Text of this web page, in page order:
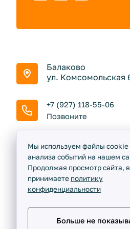
Балаково
ул. Комсомольская
+7 (927) 118-55-06
Позвоните
Пн - Сб: 9:00 до 18:00
Вс: Выходной
Кемпер, который построил Джек ©
Разработка сайта и дизайн:
Мы используем файлы cookie
анализа событий на нашем
Продолжая просмотр сайта,
принимаете политику
конфиденциальности
Больше не